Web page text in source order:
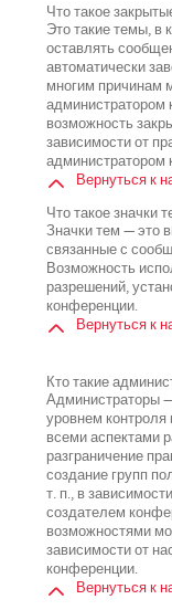
Что такое
Это такие темы, в
оставлять
автоматически
многим причинам
администратором
возможность
зависимости от
администратором
Вернуться к
Что такое значки
Значки тем — это
связанные с
Возможность
разрешений,
конференции.
Вернуться к
Кто такие
Администраторы
уровнем
всеми аспектами
разграничение
создание групп
т. п., в
создателем
возможностями
зависимости от
конференции.
Вернуться к